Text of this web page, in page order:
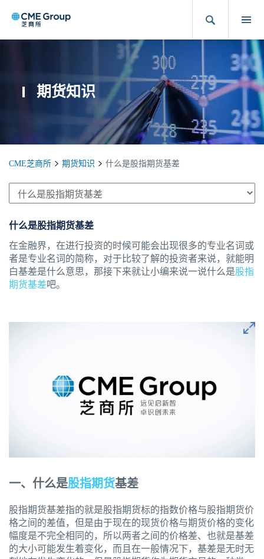
期货知识
CME芝商所 期货知识 什么是股指期货基差
什么是股指期货基差
在金融界，在进行投资的时候可能会出现很多的专业名词或
者是专业名词的简称，对于比较了解的投资者来说，就能明
白基差是什么意思，那接下来就让小编来说一说什么是股指
期货基差吧。
一、什么是股指期货基差
股指期货基差指的就是股指期货标的指数价格与股指期货价
格之间的差值，但是由于现在的现货价格与期货价格的变化
幅度是不完全相同的，所以两者之间的价格差、也就是基差
的大小可能发生着变化，而且在一般情况下，基差是无时无